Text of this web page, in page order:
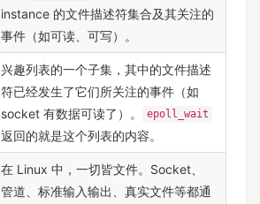
instance 的文件描述符集合及其关注的
事件（如可读、可写）。
兴趣列表的一个子集，其中的文件描述
符已经发生了它们所关注的事件（如
socket 有数据可读了）。
epoll_wait
返回的就是这个列表的内容。
在 Linux 中，一切皆文件。Socket、
管道、标准输入输出、真实文件等都通